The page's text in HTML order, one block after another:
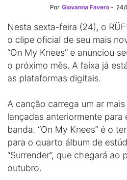
Por Giovanna Favero - 24/
Nesta sexta-feira (24), o
o clipe oficial de seu mais
“On My Knees” e anunciou
o próximo mês. A faixa já
as plataformas digitais.
A canção carrega um ar
lançadas anteriormente para
banda. “On My Knees” é o
para o quarto álbum de
“Surrender”, que chegará
outubro.